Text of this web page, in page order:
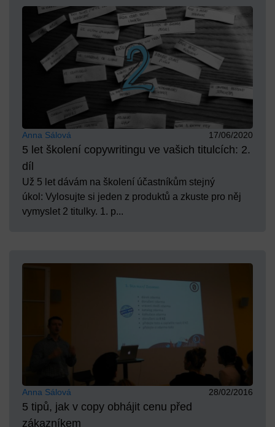
Anna Sálová 17/06/2020
5 let školení copywritingu ve vašich titulcích: 2.
díl
Už 5 let dávám na školení účastníkům stejný
úkol: Vylosujte si jeden z produktů a zkuste pro něj
vymyslet 2 titulky. 1. p...
Anna Sálová 28/02/2016
5 tipů, jak v copy obhájit cenu před
zákazníkem